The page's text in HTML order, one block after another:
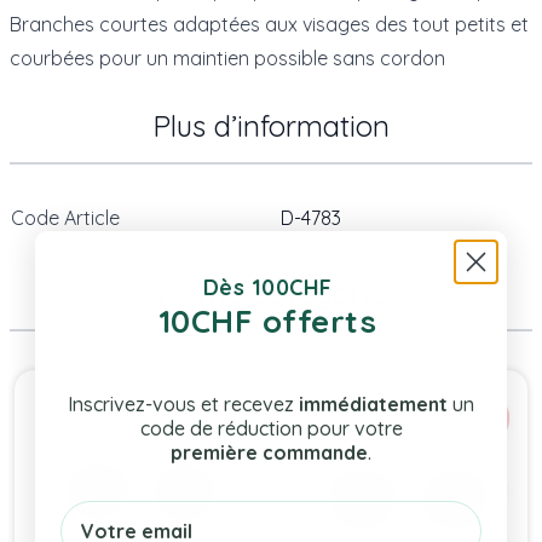
Branches courtes adaptées aux visages des tout petits et
courbées pour un maintien possible sans cordon
Plus d’information
Code Article D-4783
Même Catégorie
Dès 100CHF
10CHF offerts
Inscrivez-vous et recevez immédiatement un
code de réduction pour votre
première commande.
Email